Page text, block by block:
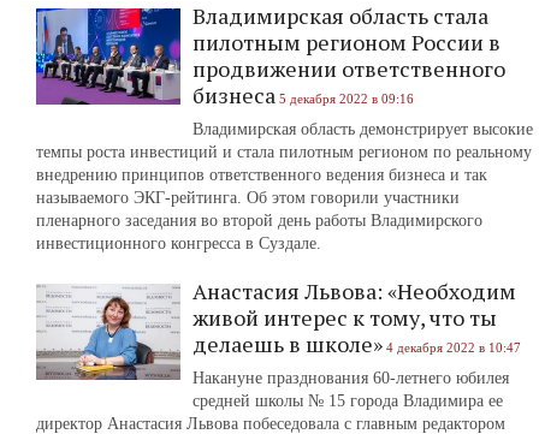
Владимирская область стала
пилотным регионом России в
продвижении ответственного
бизнеса 5 декабря 2022 в 09:16
Владимирская область демонстрирует высокие
темпы роста инвестиций и стала пилотным регионом по реальному
внедрению принципов ответственного ведения бизнеса и так
называемого ЭКГ-рейтинга. Об этом говорили участники
пленарного заседания во второй день работы Владимирского
инвестиционного конгресса в Суздале.
Анастасия Львова: «Необходим
живой интерес к тому, что ты
делаешь в школе» 4 декабря 2022 в 10:47
Накануне празднования 60-летнего юбилея
средней школы № 15 города Владимира ее
директор Анастасия Львова побеседовала с главным редактором